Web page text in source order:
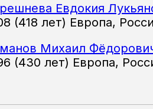
Евдокия
(418 лет) Европа,
Михаил
(430 лет) Европа,